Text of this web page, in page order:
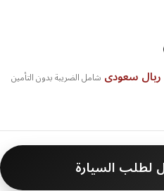
شامل الضريبة بدون التأمين
لطلب السيارة